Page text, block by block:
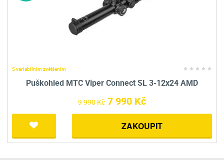
S variabilním zvětšením
Puškohled MTC Viper Connect SL 3-12x24 AMD
9 990 Kč 7 990 Kč
ZAKOUPIT